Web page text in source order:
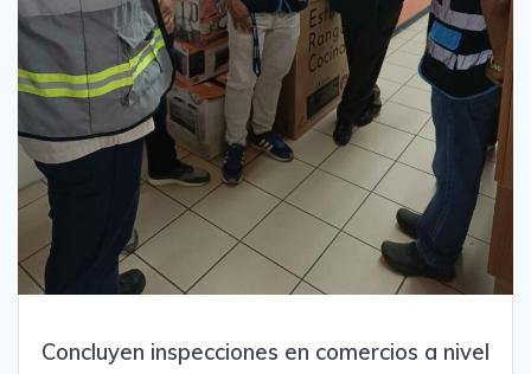
Concluyen inspecciones en comercios a nivel